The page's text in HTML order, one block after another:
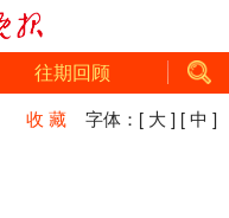
往期回顾
收 藏 字体： [ 大 ] [ 中 ]